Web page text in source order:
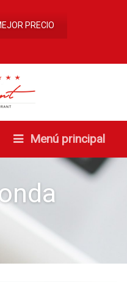
PRECIO
Menú principal